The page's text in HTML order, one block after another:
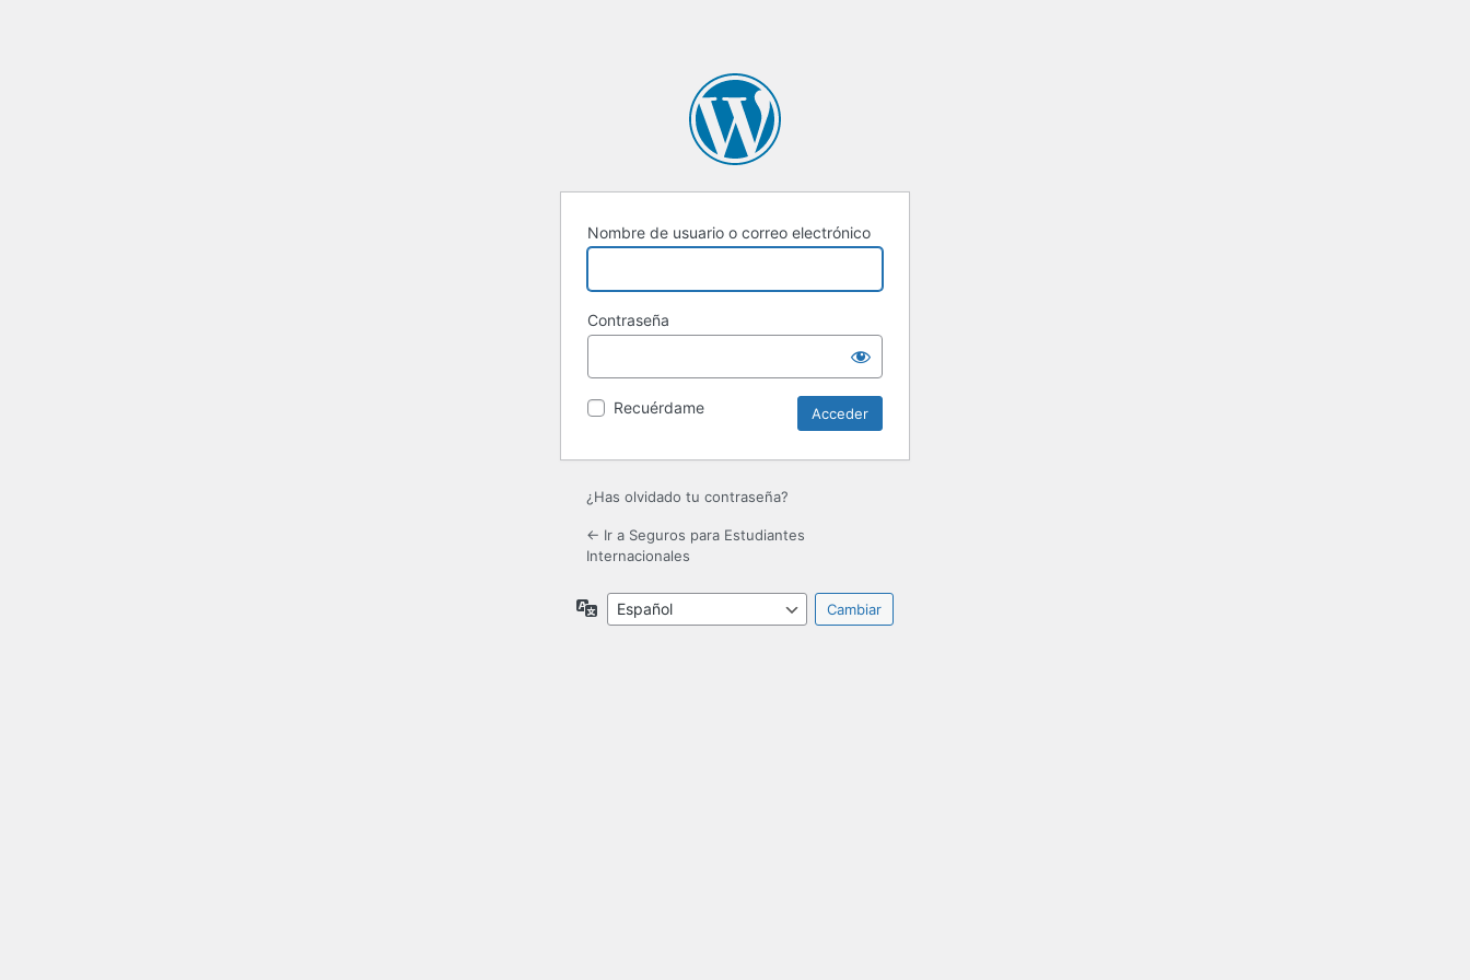
Nombre de usuario o correo electrónico
Contraseña
Recuérdame
¿Has olvidado tu contraseña?
← Ir a Seguros para Estudiantes
Internacionales
Idioma